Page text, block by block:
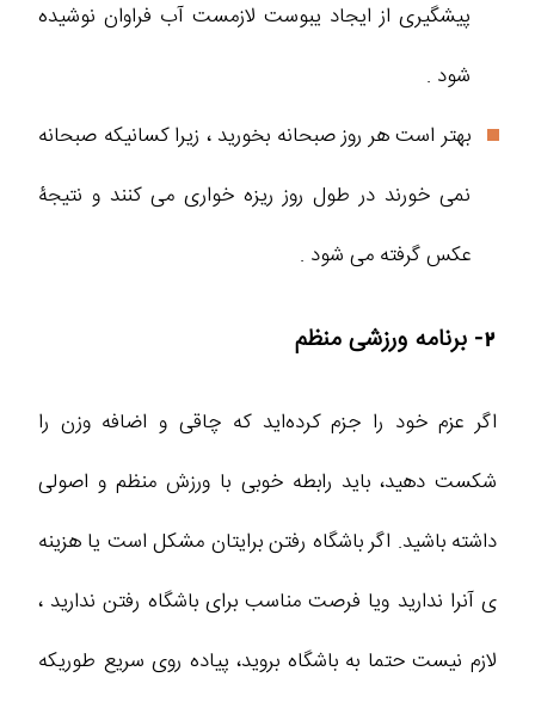
پیشگیری از ایجاد یبوست لازمست آب فراوان نوشیده
شود .
بهتر است هر روز صبحانه بخورید ، زیرا کسانیکه صبحانه
نمی خورند در طول روز ریزه خواری می کنند و نتیجۀ
عکس گرفته می شود .
2- برنامه ورزشی منظم
اگر عزم خود را جزم کرده‌اید که چاقی و اضافه‌ وزن را
شکست دهید، باید رابطه خوبی با ورزش منظم و اصولی
داشته باشید. اگر باشگاه رفتن برایتان مشکل است یا هزینه
ی آنرا ندارید ویا فرصت مناسب برای باشگاه رفتن ندارید ،
لازم نیست حتما به باشگاه بروید، پیاده‌ روی سریع طوریکه